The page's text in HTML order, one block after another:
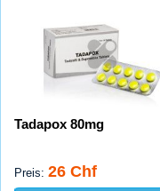
Tadapox 80mg
Preis: 26 Chf